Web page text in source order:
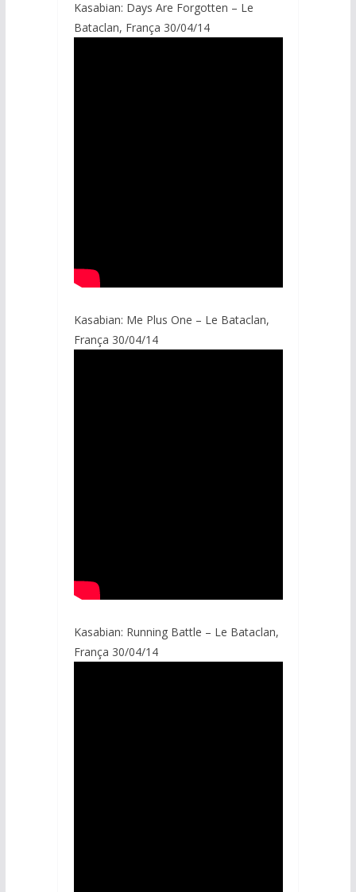
Kasabian: Days Are Forgotten – Le
Bataclan, França 30/04/14
Kasabian: Me Plus One – Le Bataclan,
França 30/04/14
Kasabian: Running Battle – Le Bataclan,
França 30/04/14